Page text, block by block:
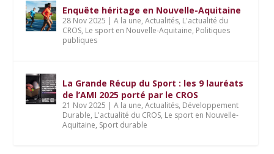
Enquête héritage en Nouvelle-Aquitaine
28 Nov 2025 |A la une,Actualités, L'actualité du
CROS, Le sport en Nouvelle-Aquitaine, Politiques
publiques
La Grande Récup du Sport : les 9 lauréats
de l’AMI 2025 porté par le CROS
21 Nov 2025 |A la une,Actualités, Développement
Durable, L'actualité du CROS, Le sport en Nouvelle-
Aquitaine, Sport durable